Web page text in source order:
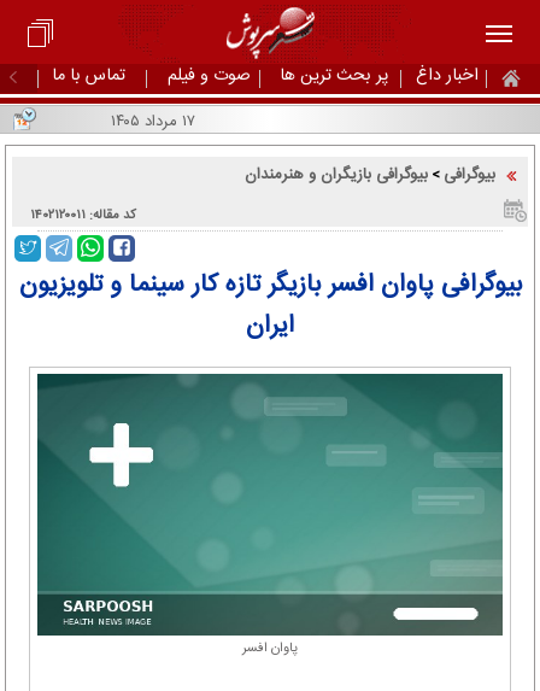
اخبار داغ پر بحث ترین ها صوت و فیلم تماس با ما
۱۷ مرداد ۱۴۰۵
بیوگرافی > بیوگرافی بازیگران و هنرمندان
کد مقاله: ۱۴۰۲۱۲۰۰۱۱
بیوگرافی پاوان افسر بازیگر تازه کار سینما و تلویزیون
ایران
پاوان افسر